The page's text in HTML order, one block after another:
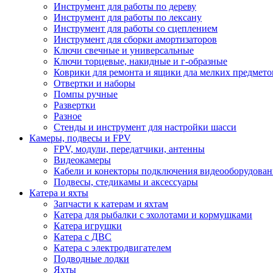
Инструмент для работы по дереву
Инструмент для работы по лексану
Инструмент для работы со сцеплением
Инструмент для сборки амортизаторов
Ключи свечные и универсальные
Ключи торцевые, накидные и г-образные
Коврики для ремонта и ящики дла мелких
Отвертки и наборы
Помпы ручные
Развертки
Разное
Стенды и инструмент для настройки шасси
Камеры, подвесы и FPV
FPV, модули, передатчики, антенны
Видеокамеры
Кабели и конекторы подключения
Подвесы, стедикамы и аксессуары
Катера и яхты
Запчасти к катерам и яхтам
Катера для рыбалки с эхолотами и кормушками
Катера игрушки
Катера с ДВС
Катера с электродвигателем
Подводные лодки
Яхты